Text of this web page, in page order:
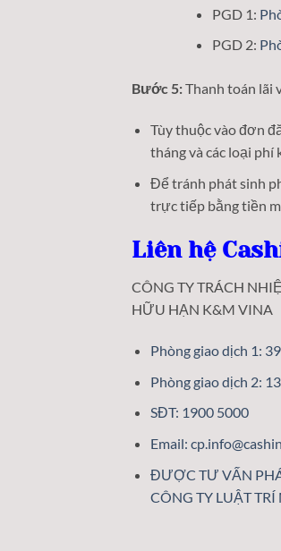
PGD 1:
PGD 2:
Bước 5:Thanh toán lãi
Tùy thuộc vào đơn
tháng và các loại phí
Để tránh phát sinh
trực tiếp bằng tiền
Liên hệ
CÔNG TY TRÁCH
HỮU HẠN K&M VINA
Phòng giao dịch 1:
Phòng giao dịch 2:
SĐT: 1900 5000
Email:
ĐƯỢC TƯ VẤN
CÔNG TY LUẬT